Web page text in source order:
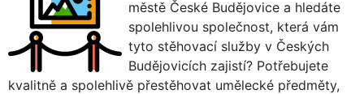
městě České Budějovice a hledáte
spolehlivou společnost, která vám
tyto stěhovací služby v Českých
Budějovicích zajistí? Potřebujete
kvalitně a spolehlivě přestěhovat umělecké předměty,